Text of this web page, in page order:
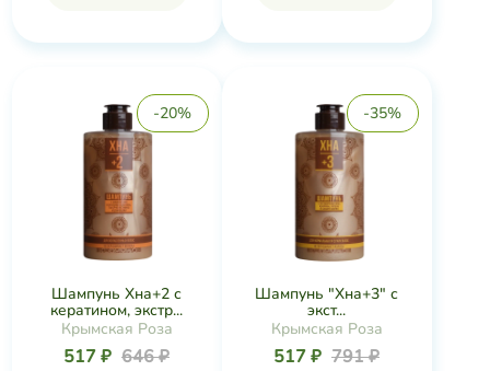
-20%
Шампунь Хна+2 с
кератином, экстр...
Крымская Роза
517 ₽ 646 ₽
-35%
Шампунь "Хна+3" с
экст...
Крымская Роза
517 ₽ 791 ₽